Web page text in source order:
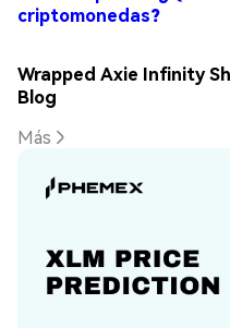
criptomonedas?
Wrapped Axie Infinity
Blog
Más